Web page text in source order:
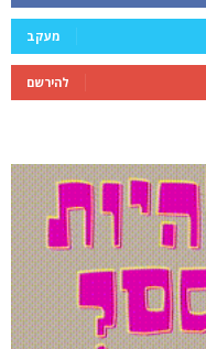
מעקב
להירשם